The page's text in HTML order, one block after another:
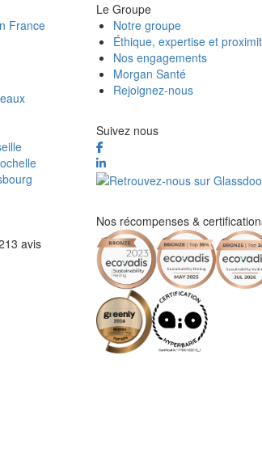
France
avis
Le Groupe
Notre groupe
Éthique, expertise et
Nos engagements
Morgan Santé
Rejoignez-nous
Suivez nous
Nos récompenses &